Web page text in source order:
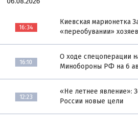
16:34
Киевская марионетка
«переобувании» хозяев
16:10
О ходе спецоперации
Минобороны РФ на 6
12:23
«Не летнее явление»:
России новые цели